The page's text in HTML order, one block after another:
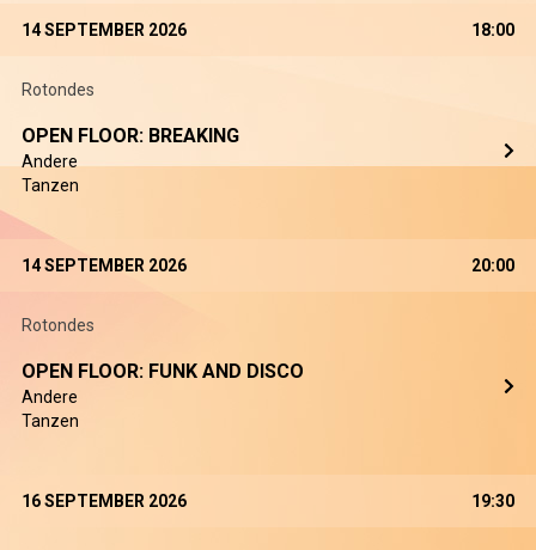
14 SEPTEMBER 2026 18:00
Rotondes
OPEN FLOOR: BREAKING
Andere
Tanzen
14 SEPTEMBER 2026 20:00
Rotondes
OPEN FLOOR: FUNK AND DISCO
Andere
Tanzen
16 SEPTEMBER 2026 19:30